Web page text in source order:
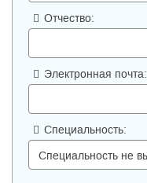
Отчество:
Электронная почта:
Специальность: